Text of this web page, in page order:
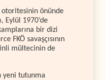
otoritesinin önünde
1970’de
bir dizi
FKÖ savaşçısının
mültecinin de
yeni tutunma